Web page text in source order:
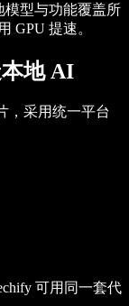
模型与功能覆盖所
GPU 提速。
地 AI
，采用统一平台
可用同一套代